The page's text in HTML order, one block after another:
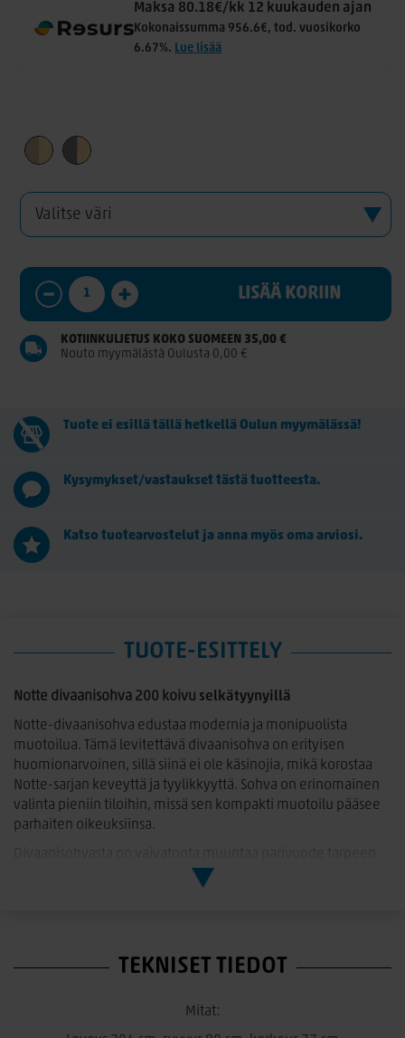
Maksa 80.18€/kk 12 kuukauden ajan
Kokonaissumma 956.6€, tod. vuosikorko
6.67%. Lue lisää
LISÄÄ KORIIN
KOTIINKULJETUS KOKO SUOMEEN 35,00 €
Nouto myymälästä Oulusta 0,00 €
Tuote ei esillä tällä hetkellä Oulun myymälässä!
Kysymykset/vastaukset tästä tuotteesta.
Katso tuotearvostelut ja anna myös oma arviosi.
TUOTE-ESITTELY
Notte divaanisohva 200 koivu selkätyynyillä
Notte-divaanisohva edustaa modernia ja monipuolista
muotoilua. Tämä levitettävä divaanisohva on erityisen
huomionarvoinen, sillä siinä ei ole käsinojia, mikä korostaa
Notte-sarjan keveyttä ja tyylikkyyttä. Sohva on erinomainen
valinta pieniin tiloihin, missä sen kompakti muotoilu pääsee
parhaiten oikeuksiinsa.
mukaan, ja vuodekoko levitettynä on 140x190 cm, tarjoten
mikä takaa vahvan ja kestävän rakenteen. Notte-sarjaan on
senkkejä, joiden avulla voit luoda tyylikkään ja yhtenäisen
TEKNISET TIEDOT
Mitat: